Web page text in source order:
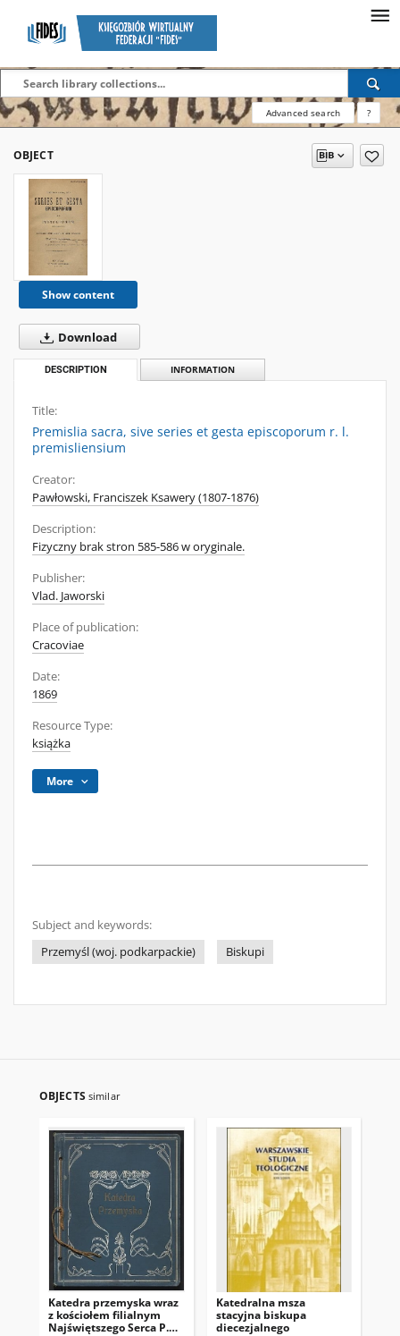
Advanced search ?
OBJECT
Show content
Download
DESCRIPTION INFORMATION
Title:
Premislia sacra, sive series et gesta episcoporum r. l.
premisliensium
Creator:
Pawłowski, Franciszek Ksawery (1807-1876)
Description:
Fizyczny brak stron 585-586 w oryginale.
Publisher:
Vlad. Jaworski
Place of publication:
Cracoviae
Date:
1869
Resource Type:
książka
More
Subject and keywords:
Przemyśl (woj. podkarpackie)
Biskupi
OBJECTS similar
Katedra przemyska wraz
z kościołem filialnym
Najświętszego Serca P.
Katedralna msza
stacyjna biskupa
diecezjalnego